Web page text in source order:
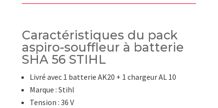
aspiro-
à
batterie
SHA
56
STIHL
Caractéristiques du pack
aspiro-souffleur à batterie
SHA 56 STIHL
Livré avec 1 batterie AK20 + 1 chargeur AL 10
Marque : Stihl
Tension : 36 V